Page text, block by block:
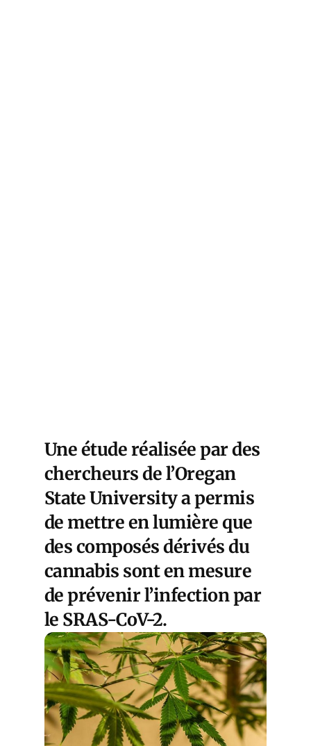
Une étude réalisée par des
chercheurs de l’Oregan
State University a permis
de mettre en lumière que
des composés dérivés du
cannabis sont en mesure
de prévenir l’infection par
le SRAS-CoV-2.